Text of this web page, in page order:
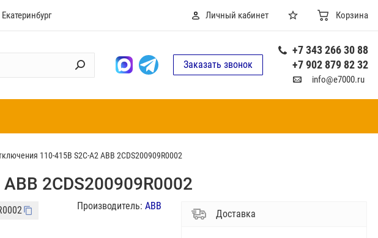
Екатеринбург Личный кабинет Корзина
Заказать звонок
+7 343 266 30 88
+7 902 879 82 32
info@e7000.ru
110-415В S2C-A2 ABB 2CDS200909R0002
2CDS200909R0002
Производитель: ABB
Доставка